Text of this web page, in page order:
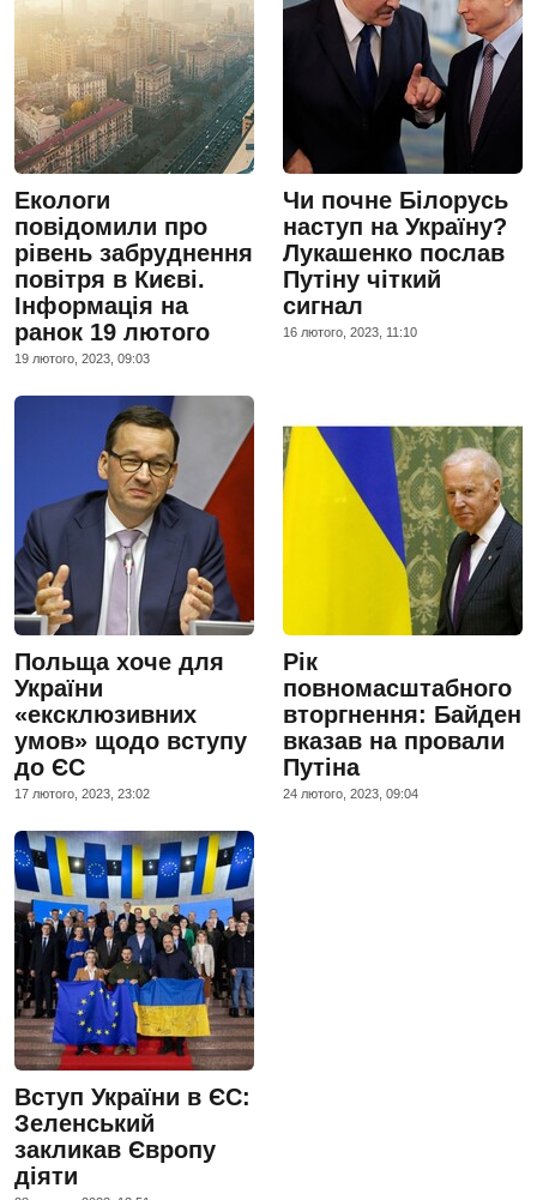
Екологи
повідомили про
рівень забруднення
повітря в Києві.
Інформація на
ранок 19 лютого
19 лютого, 2023, 09:03
Чи почне Білорусь
наступ на Україну?
Лукашенко послав
Путіну чіткий
сигнал
16 лютого, 2023, 11:10
Польща хоче для
України
«ексклюзивних
умов» щодо вступу
до ЄС
17 лютого, 2023, 23:02
Рік
повномасштабного
вторгнення: Байден
вказав на провали
Путіна
24 лютого, 2023, 09:04
Вступ України в ЄС:
Зеленський
закликав Європу
діяти